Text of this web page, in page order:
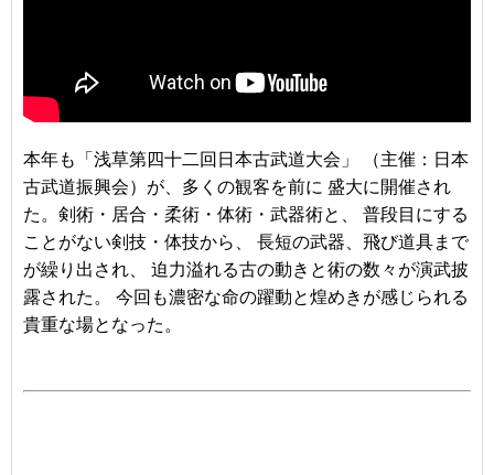
本年も「浅草第四十二回日本古武道大会」 （主催：日本
古武道振興会）が、多くの観客を前に 盛大に開催され
た。剣術・居合・柔術・体術・武器術と、 普段目にする
ことがない剣技・体技から、 長短の武器、飛び道具まで
が繰り出され、 迫力溢れる古の動きと術の数々が演武披
露された。 今回も濃密な命の躍動と煌めきが感じられる
貴重な場となった。